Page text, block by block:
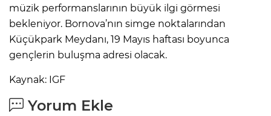
müzik performanslarının büyük ilgi görmesi
bekleniyor. Bornova’nın simge noktalarından
Küçükpark Meydanı, 19 Mayıs haftası boyunca
gençlerin buluşma adresi olacak.
Kaynak: IGF
Yorum Ekle